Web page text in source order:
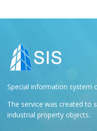
Special information system
The service was created to
industrial property objects.